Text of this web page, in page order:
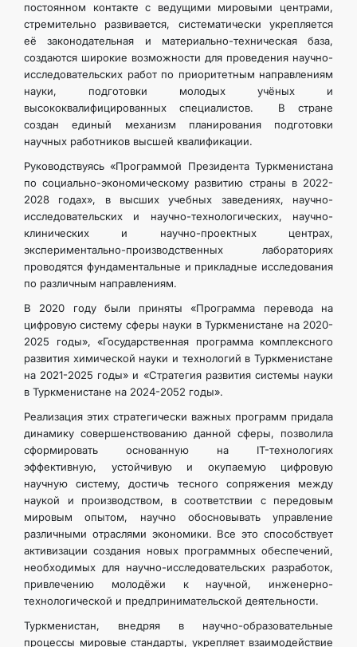
постоянном контакте с ведущими мировыми центрами,
стремительно развивается, систематически укрепляется
её законодательная и материально-техническая база,
создаются широкие возможности для проведения научно-
исследовательских работ по приоритетным направлениям
науки, подготовки молодых учёных и
высококвалифицированных специалистов. В стране
создан единый механизм планирования подготовки
научных работников высшей квалификации.
Руководствуясь «Программой Президента Туркменистана
по социально-экономическому развитию страны в 2022-
2028 годах», в высших учебных заведениях, научно-
исследовательских и научно-технологических, научно-
клинических и научно-проектных центрах,
экспериментально-производственных лабораториях
проводятся фундаментальные и прикладные исследования
по различным направлениям.
В 2020 году были приняты «Программа перевода на
цифровую систему сферы науки в Туркменистане на 2020-
2025 годы», «Государственная программа комплексного
развития химической науки и технологий в Туркменистане
на 2021-2025 годы» и «Стратегия развития системы науки
в Туркменистане на 2024-2052 годы».
Реализация этих стратегически важных программ придала
динамику совершенствованию данной сферы, позволила
сформировать основанную на IT-технологиях
эффективную, устойчивую и окупаемую цифровую
научную систему, достичь тесного сопряжения между
наукой и производством, в соответствии с передовым
мировым опытом, научно обосновывать управление
различными отраслями экономики. Все это способствует
активизации создания новых программных обеспечений,
необходимых для научно-исследовательских разработок,
привлечению молодёжи к научной, инженерно-
технологической и предпринимательской деятельности.
Туркменистан, внедряя в научно-образовательные
процессы мировые стандарты, укрепляет взаимодействие